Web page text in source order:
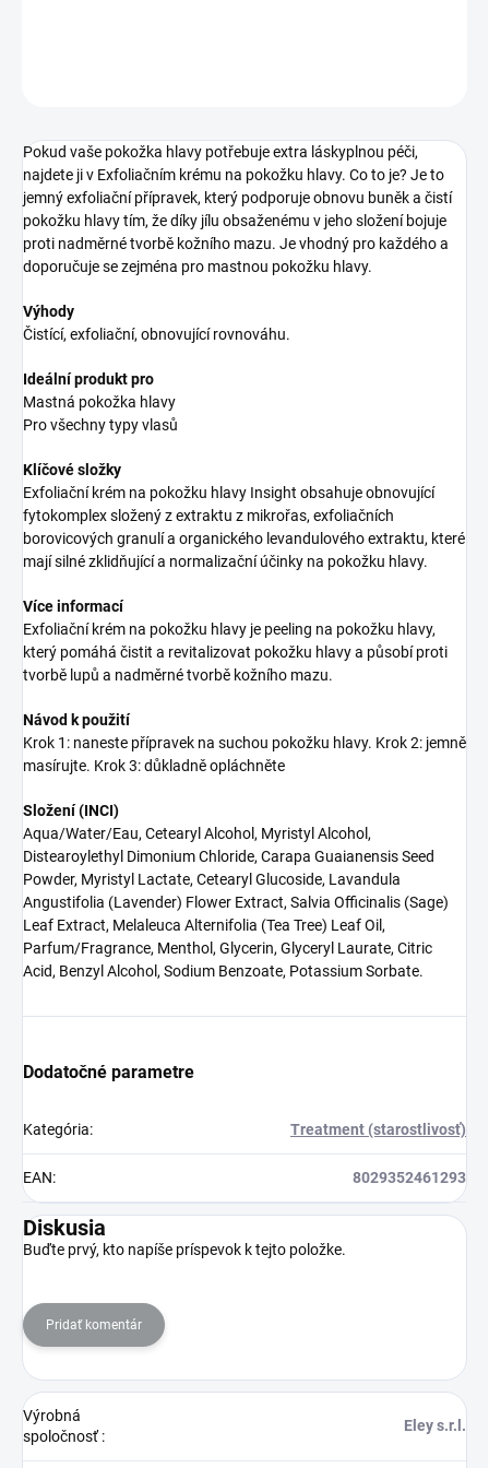
Pokud vaše pokožka hlavy potřebuje extra láskyplnou péči,
najdete ji v Exfoliačním krému na pokožku hlavy. Co to je? Je to
jemný exfoliační přípravek, který podporuje obnovu buněk a čistí
pokožku hlavy tím, že díky jílu obsaženému v jeho složení bojuje
proti nadměrné tvorbě kožního mazu. Je vhodný pro každého a
doporučuje se zejména pro mastnou pokožku hlavy.
Výhody
Čistící, exfoliační, obnovující rovnováhu.
Ideální produkt pro
Mastná pokožka hlavy
Pro všechny typy vlasů
Klíčové složky
Exfoliační krém na pokožku hlavy Insight obsahuje obnovující
fytokomplex složený z extraktu z mikrořas, exfoliačních
borovicových granulí a organického levandulového extraktu, které
mají silné zklidňující a normalizační účinky na pokožku hlavy.
Více informací
Exfoliační krém na pokožku hlavy je peeling na pokožku hlavy,
který pomáhá čistit a revitalizovat pokožku hlavy a působí proti
tvorbě lupů a nadměrné tvorbě kožního mazu.
Návod k použití
Krok 1: naneste přípravek na suchou pokožku hlavy. Krok 2: jemně
masírujte. Krok 3: důkladně opláchněte
Složení (INCI)
Aqua/Water/Eau, Cetearyl Alcohol, Myristyl Alcohol,
Distearoylethyl Dimonium Chloride, Carapa Guaianensis Seed
Powder, Myristyl Lactate, Cetearyl Glucoside, Lavandula
Angustifolia (Lavender) Flower Extract, Salvia Officinalis (Sage)
Leaf Extract, Melaleuca Alternifolia (Tea Tree) Leaf Oil,
Parfum/Fragrance, Menthol, Glycerin, Glyceryl Laurate, Citric
Acid, Benzyl Alcohol, Sodium Benzoate, Potassium Sorbate.
Dodatočné parametre
Kategória: Treatment (starostlivosť)
EAN: 8029352461293
Diskusia
Buďte prvý, kto napíše príspevok k tejto položke.
Pridať komentár
Výrobná
spoločnosť:
Eley s.r.l.